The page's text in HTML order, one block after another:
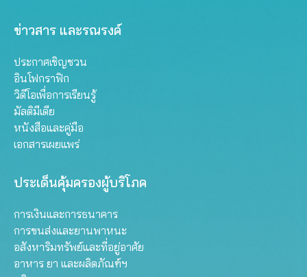
ข่าวสาร และรณรงค์
ประกาศเชิญชวน
อินโฟกราฟิก
วิดีโอเพื่อการเรียนรู้
มัลติมีเดีย
หนังสือและคู่มือ
เอกสารเผยแพร่
ประเด็นคุ้มครองผู้บริโภค
การเงินและการธนาคาร
การขนส่งและยานพาหนะ
อสังหาริมทรัพย์และที่อยู่อาศัย
อาหาร ยา และผลิตภัณฑ์ฯ